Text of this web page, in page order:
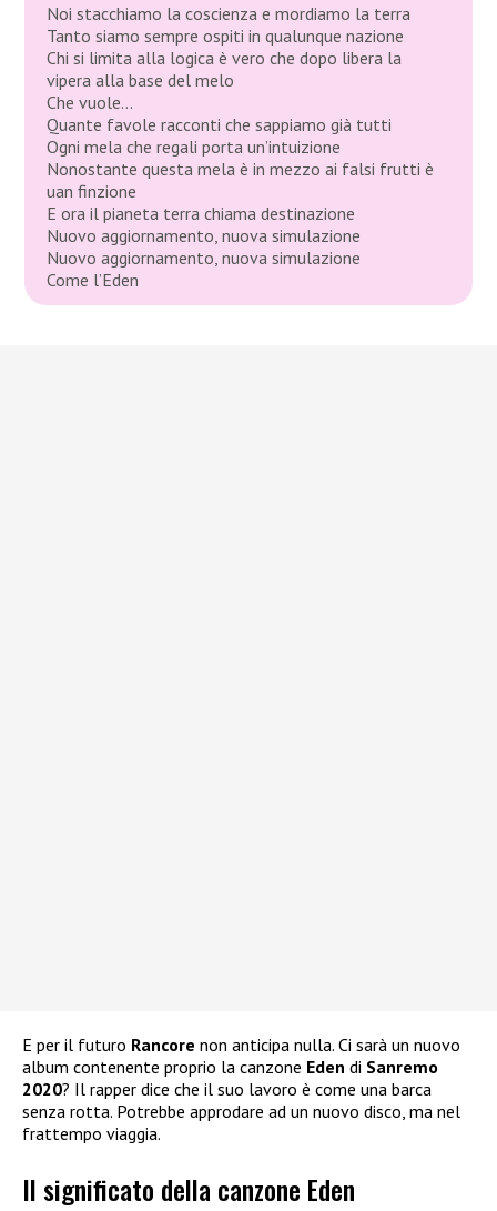
Noi stacchiamo la coscienza e mordiamo la terra
Tanto siamo sempre ospiti in qualunque nazione
Chi si limita alla logica è vero che dopo libera la
vipera alla base del melo
Che vuole…
Quante favole racconti che sappiamo già tutti
Ogni mela che regali porta un’intuizione
Nonostante questa mela è in mezzo ai falsi frutti è
uan finzione
E ora il pianeta terra chiama destinazione
Nuovo aggiornamento, nuova simulazione
Nuovo aggiornamento, nuova simulazione
Come l’Eden
E per il futuro Rancore non anticipa nulla. Ci sarà un nuovo
album contenente proprio la canzone Eden di Sanremo
2020? Il rapper dice che il suo lavoro è come una barca
senza rotta. Potrebbe approdare ad un nuovo disco, ma nel
frattempo viaggia.
Il significato della canzone Eden